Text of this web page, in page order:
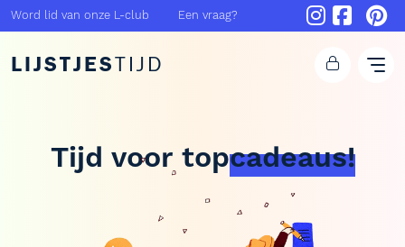
Word lid van onze L-club Een vraag?
LIJSTJESTIJD
Tijd voor topcadeaus!